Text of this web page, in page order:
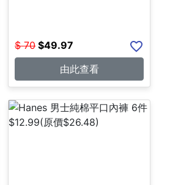
$ 70 $49.97
由此查看